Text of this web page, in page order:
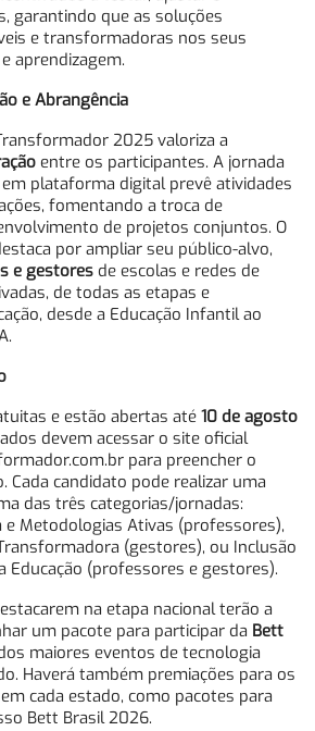
garantindo que as soluções
e transformadoras nos seus
aprendizagem.
e Abrangência
2025 valoriza a
entre os participantes. A jornada
plataforma digital prevê atividades
fomentando a troca de
de projetos conjuntos. O
por ampliar seu público-alvo,
e gestores de escolas e redes de
de todas as etapas e
desde a Educação Infantil ao
e estão abertas até 10 de agosto
devem acessar o site oficial
para preencher o
candidato pode realizar uma
das três categorias/jornadas:
e Metodologias Ativas (professores),
(gestores), ou Inclusão
Educação (professores e gestores).
na etapa nacional terão a
um pacote para participar da Bett
maiores eventos de tecnologia
Haverá também premiações para os
cada estado, como pacotes para
Bett Brasil 2026.